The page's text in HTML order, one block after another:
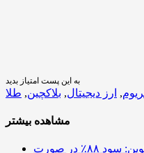
به این پست امتیاز بدید
, ارز دیجیتال, بلاکچین, طلا
مشاهده بیشتر
انتظارات جدید سرمایه‌گذاران بیت‌کوین: سود ۸۸٪ در صورت